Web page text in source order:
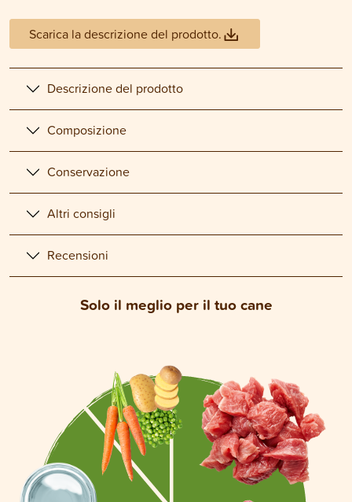
Scarica la descrizione del prodotto.
Descrizione del prodotto
Composizione
Conservazione
Altri consigli
Recensioni
Solo il meglio per il tuo cane